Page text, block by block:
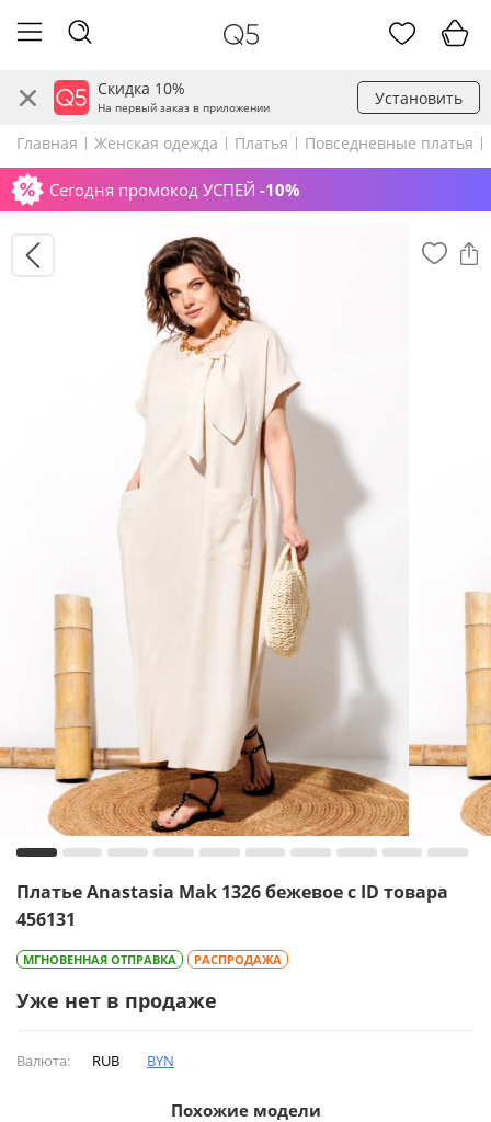
Скидка 10%
На первый заказ в приложении Установить
Главная Женская одежда Платья Повседневные платья
Сегодня промокод УСПЕЙ -10%
Платье Anastasia Mak 1326 бежевое с ID товара
456131
МГНОВЕННАЯ ОТПРАВКА РАСПРОДАЖА
Уже нет в продаже
Валюта: RUB BYN
Похожие модели